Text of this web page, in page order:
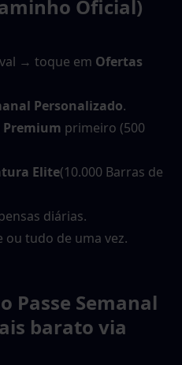
Oficial)
→ toque em Ofertas
Personalizado.
primeiro (500
Elite(10.000 Barras de
diárias.
ou tudo de uma vez.
Passe Semanal
barato via